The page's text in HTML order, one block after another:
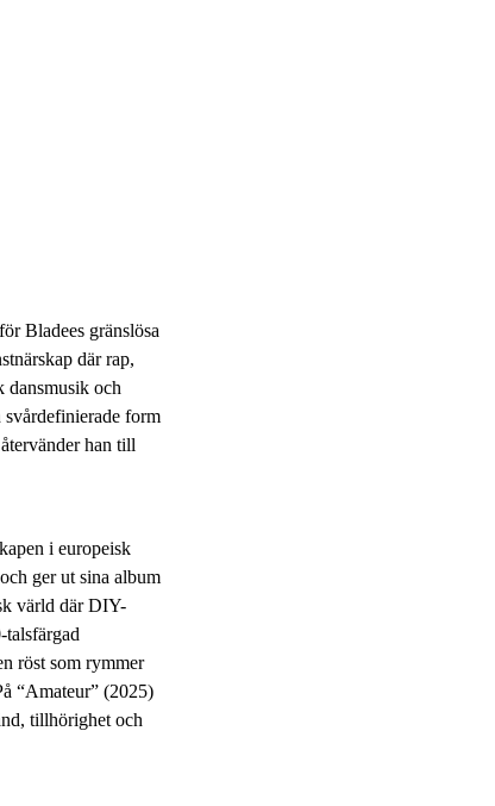
Bladees gränslösa
där rap,
dansmusik och
form
han till
i europeisk
ger ut sina album
värld där DIY-
röst som rymmer
“Amateur” (2025)
tillhörighet och